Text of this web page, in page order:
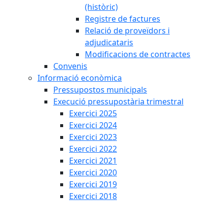
(històric)
Registre de factures
Relació de proveïdors i
adjudicataris
Modificacions de contractes
Convenis
Informació econòmica
Pressupostos municipals
Execució pressupostària trimestral
Exercici 2025
Exercici 2024
Exercici 2023
Exercici 2022
Exercici 2021
Exercici 2020
Exercici 2019
Exercici 2018